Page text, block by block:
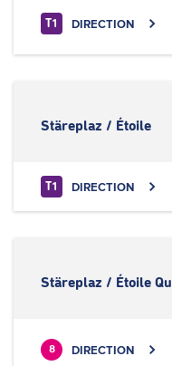
T1 DIRECTION
Stäreplaz / Étoile
T1 DIRECTION
Stäreplaz / Étoile
8 DIRECTION